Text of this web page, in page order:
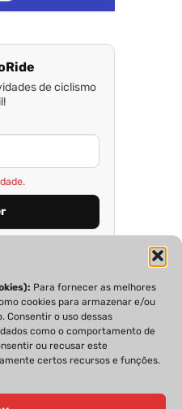
Para fornecer as melhores
cookies para armazenar e/ou
Consentir o uso dessas
como o comportamento de
ou recusar este
certos recursos e funções.
de ciclismo
ESTATUTO EDITORIAL